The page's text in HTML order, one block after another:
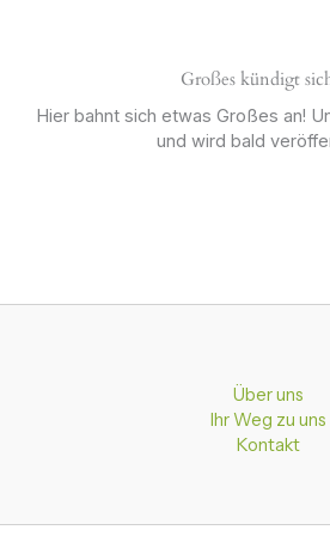
Großes kündigt
Hier bahnt sich etwas Großes an!
und wird bald
Über uns
Ihr Weg zu uns
Kontakt